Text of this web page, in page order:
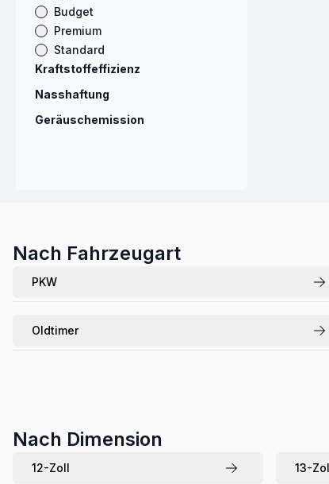
Budget
Premium
Standard
Kraftstoffeffizienz
Nasshaftung
Geräuschemission
Nach Fahrzeugart
PKW
Oldtimer
Nach Dimension
12-Zoll 13-